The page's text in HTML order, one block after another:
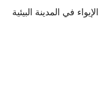
في المدينة البيئية